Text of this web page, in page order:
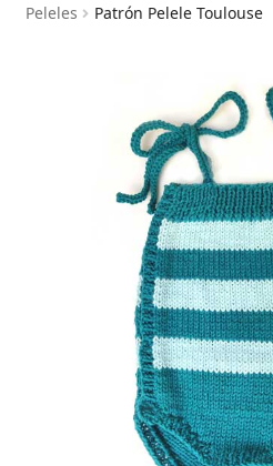
BLOG
CURSOS Y TALLERES
Peleles
Patrón Pelele Toulouse